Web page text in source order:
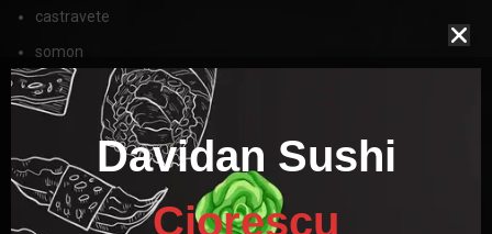
castravete
somon
țipar
sos unaghi
susan
MASA
Davidan Sushi
Ciorescu